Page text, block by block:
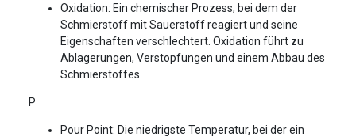
Oxidation: Ein chemischer Prozess, bei dem der
Schmierstoff mit Sauerstoff reagiert und seine
Eigenschaften verschlechtert. Oxidation führt zu
Ablagerungen, Verstopfungen und einem Abbau des
Schmierstoffes.
P
Pour Point: Die niedrigste Temperatur, bei der ein